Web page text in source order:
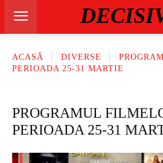
ACASĂ DIVERSE
PERIOADA 25-31 MARTIE
PROGRAMUL
PERIOADA 25-31